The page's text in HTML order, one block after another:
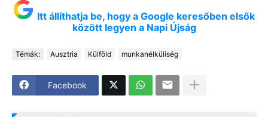
Itt állíthatja be, hogy a Google keresőben elsők
között legyen a Napi Újság
Témák: Ausztria Külföld munkanélküliség
Facebook